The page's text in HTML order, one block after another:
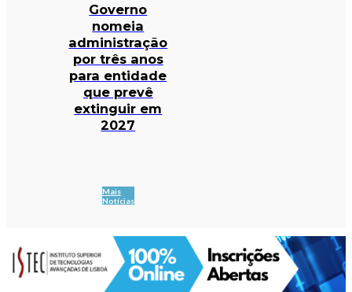
Governo
nomeia
administração
por três anos
para entidade
que prevê
extinguir em
2027
Mais
Notícias